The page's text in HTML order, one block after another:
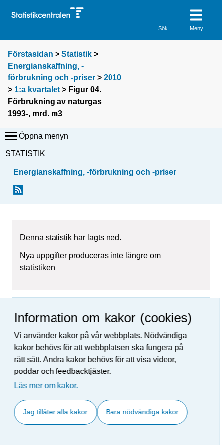
Information om kakor (cookies)
Vi använder kakor på vår webbplats. Nödvändiga
kakor behövs för att webbplatsen ska fungera på
rätt sätt. Andra kakor behövs för att visa videor,
poddar och feedbacktjäster.
Läs mer om kakor.
Jag tillåter alla kakor Bara nödvändiga kakor
Sök Meny
Förstasidan>Statistik>
Energianskaffning, -förbrukning
och -priser> 2010>1:a kvartalet
> Figur 04. Förbrukning av
naturgas 1993-, mrd. m3
STATISTIK
Nya uppgifter produceras inte längre om
statistiken.
Figur 04. Förbrukning av
naturgas 1993-, mrd. m